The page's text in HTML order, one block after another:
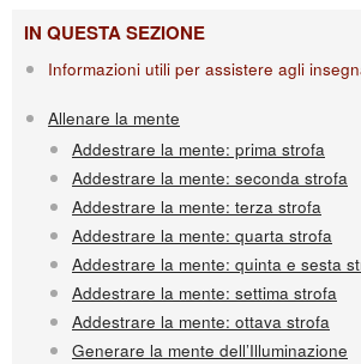
IN QUESTA SEZIONE
Informazioni utili per assistere agli
Allenare la mente
Addestrare la mente: prima strofa
Addestrare la mente: seconda strofa
Addestrare la mente: terza strofa
Addestrare la mente: quarta strofa
Addestrare la mente: quinta e sesta
Addestrare la mente: settima strofa
Addestrare la mente: ottava strofa
Generare la mente dell’Illuminazione